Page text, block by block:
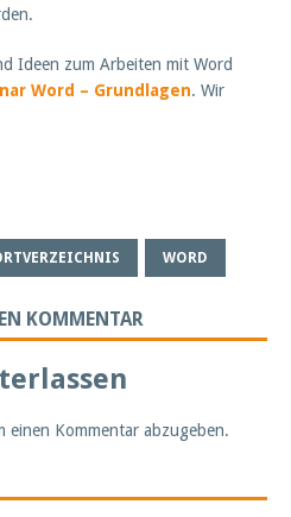
Ideen zum Arbeiten mit Word
Word – Grundlagen. Wir
WORD
KOMMENTAR
einen Kommentar abzugeben.